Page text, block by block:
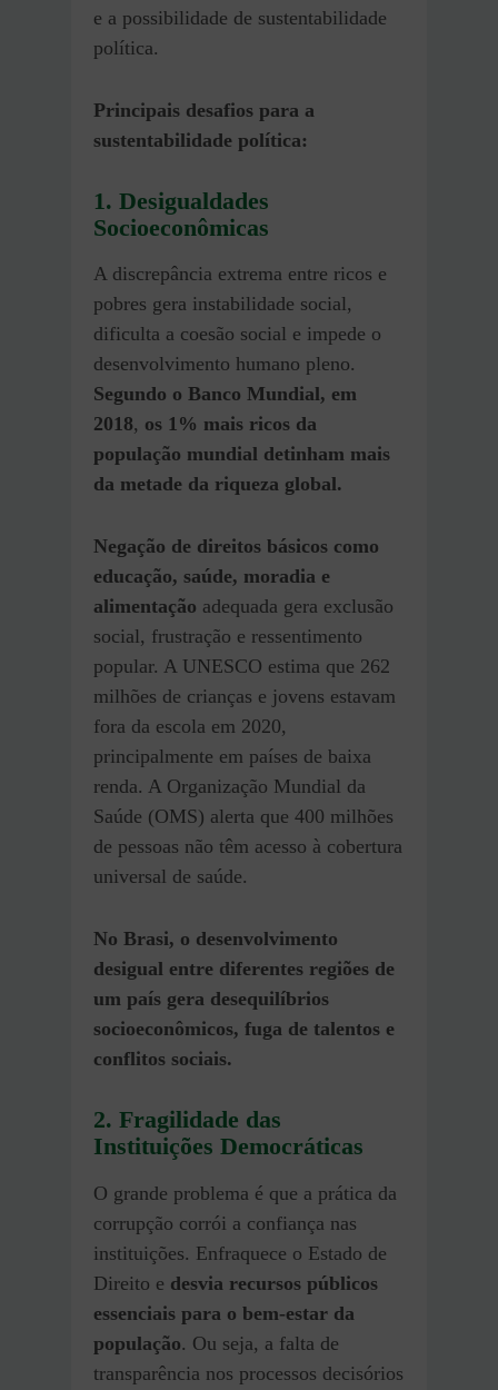
e a possibilidade de sustentabilidade
política.
Principais desafios para a
sustentabilidade política:
1. Desigualdades
Socioeconômicas
A discrepância extrema entre ricos e
pobres gera instabilidade social,
dificulta a coesão social e impede o
desenvolvimento humano pleno.
Segundo o Banco Mundial, em
2018, os 1% mais ricos da
população mundial detinham mais
da metade da riqueza global.
Negação de direitos básicos como
educação, saúde, moradia e
alimentação adequada gera exclusão
social, frustração e ressentimento
popular. A UNESCO estima que 262
milhões de crianças e jovens estavam
fora da escola em 2020,
principalmente em países de baixa
renda. A Organização Mundial da
Saúde (OMS) alerta que 400 milhões
de pessoas não têm acesso à cobertura
universal de saúde.
No Brasi, o desenvolvimento
desigual entre diferentes regiões de
um país gera desequilíbrios
socioeconômicos, fuga de talentos e
conflitos sociais.
2. Fragilidade das
Instituições Democráticas
O grande problema é que a prática da
corrupção corrói a confiança nas
instituições. Enfraquece o Estado de
Direito e desvia recursos públicos
essenciais para o bem-estar da
população. Ou seja, a falta de
transparência nos processos decisórios